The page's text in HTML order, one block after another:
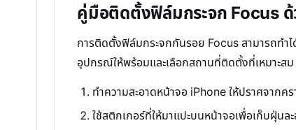
คู่มือติดตั้งฟิล์มกระจก Focus ด้
การติดตั้งฟิล์มกระจกกันรอย Focus สามารถทำ
อุปกรณ์ให้พร้อมและเลือกสถานที่ติดตั้งที่เหมาะส
ทำความสะอาดหน้าจอ iPhone ให้ปราศจากค
ใช้สติกเกอร์ที่ให้มาแปะบนหน้าจอเพื่อเก็บฝุ่น